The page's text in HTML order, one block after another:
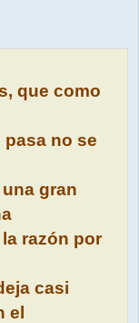
que como
no se
gran
razón por
casi
el